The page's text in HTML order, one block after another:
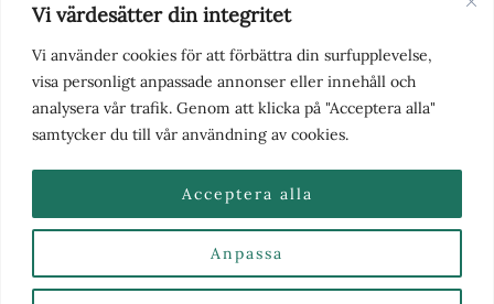
Vi värdesätter din integritet
Vi använder cookies för att förbättra din surfupplevelse,
visa personligt anpassade annonser eller innehåll och
analysera vår trafik. Genom att klicka på "Acceptera alla"
samtycker du till vår användning av cookies.
Anpassa
Acceptera alla
KalmarPosten är en modern lokalnyhetstidning på nätet. Med
fokus på Kalmarregionen, men också med blick för det större
perspektivet, vill vi vara din självklara kanal för nyheter,
berättelser och engagemang. KalmarPosten grundades 1988 och
fick nya ägare 2025.
Nyhetstips eller frågor?Kontakta oss
2026 | Kalmarposten.se |Se alla Kategorier & Ämnen